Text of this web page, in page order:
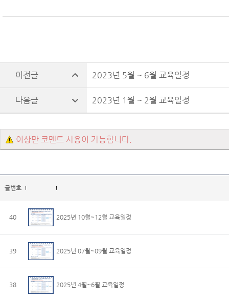
2023년 5월 ~ 6월 교육일정
2023년 1월 ~ 2월 교육일정
이상만 코멘트 사용이 가능합니다.
글번호
40 2025년 10월~12월 교육일정
39 2025년 07월~09월 교육일정
38 2025년 4월~6월 교육일정